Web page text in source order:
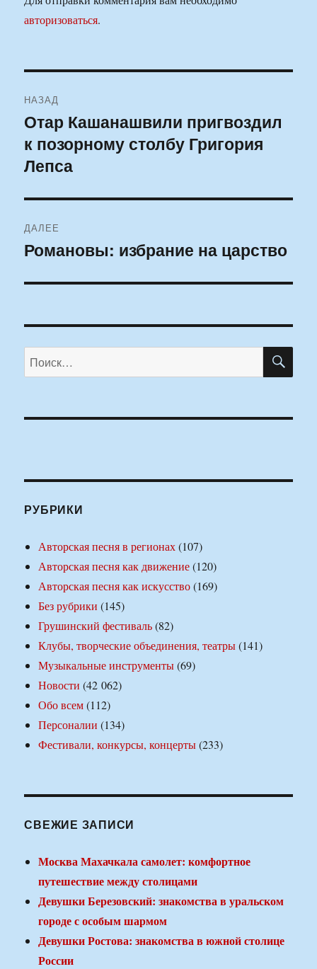
авторизоваться.
по
записям
НАЗАД
Предыдущая
запись:
Отар Кашанашвили пригвоздил
к позорному столбу Григория
Лепса
ДАЛЕЕ
Следующая
Романовы: избрание на царство
Искать:
РУБРИКИ
Авторская песня в регионах(107)
Авторская песня как движение(120)
Авторская песня как искусство(169)
Без рубрики (145)
Грушинский фестиваль(82)
Клубы, творческие объединения, театры(141)
Музыкальные инструменты(69)
Новости (42 062)
Обо всем(112)
Персоналии (134)
Фестивали, конкурсы, концерты(233)
СВЕЖИЕ ЗАПИСИ
Москва Махачкала самолет: комфортное
путешествие между столицами
Девушки Березовский: знакомства в уральском
городе с особым шармом
Девушки Ростова: знакомства в южной столице
России